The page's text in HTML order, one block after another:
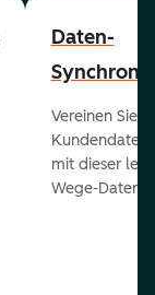
Daten-
Vereinen Sie
Kundendaten
mit dieser
Wege-Daten-